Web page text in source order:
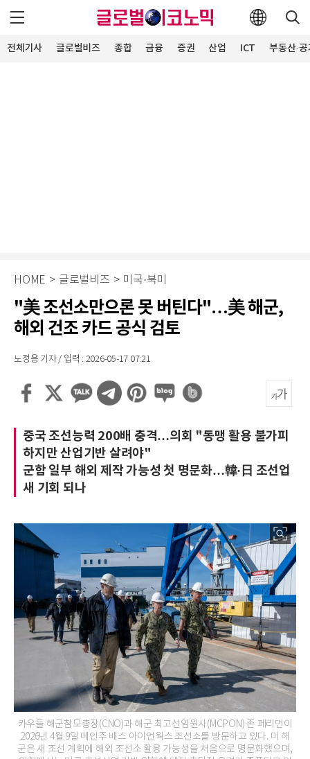
전체기사 글로벌비즈 종합 금융 증권 산업 ICT 부동산·
HOME > 글로벌비즈 > 미국·북미
"美 조선소만으론 못 버틴다"…美 해군,
해외 건조 카드 공식 검토
노정용 기자 / 입력 : 2026-05-17 07:21
중국 조선능력 200배 충격…의회 "동맹 활용 불가피
하지만 산업기반 살려야"
군함 일부 해외 제작 가능성 첫 명문화…韓·日 조선업
새 기회 되나
카우들 해군참모총장(CNO)과 해군 최고선임원사(MCPON) 존 페리먼이
2026년 4월 9일 메인주 배스 아이언웍스 조선소를 방문하고 있다. 미 해
군은 새 조선 계획에 해외 조선소 활용 가능성을 처음으로 명문화했으며,